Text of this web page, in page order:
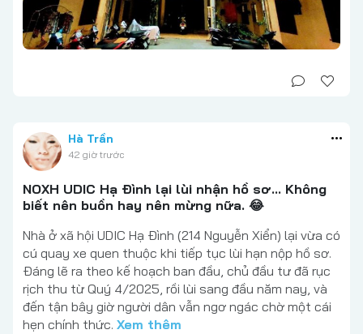
Hà Trần
42 giờ trước
NOXH UDIC Hạ Đình lại lùi nhận hồ sơ... Không
biết nên buồn hay nên mừng nữa. 😂
Nhà ở xã hội UDIC Hạ Đình (214 Nguyễn Xiển) lại vừa có
cú quay xe quen thuộc khi tiếp tục lùi hạn nộp hồ sơ.
Đáng lẽ ra theo kế hoạch ban đầu, chủ đầu tư đã rục
rịch thu từ Quý 4/2025, rồi lùi sang đầu năm nay, và
đến tận bây giờ người dân vẫn ngơ ngác chờ một cái
hẹn chính thức. Xem thêm